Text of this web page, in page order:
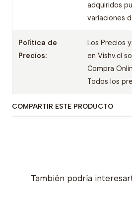
adquiridos
variaciones
Política de
Precios:
Los Precios
en Vishv.cl
Compra
Todos los
COMPARTIR ESTE PRODUCTO
También podría